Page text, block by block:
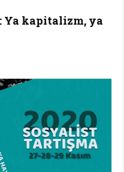
Ya kapitalizm, ya